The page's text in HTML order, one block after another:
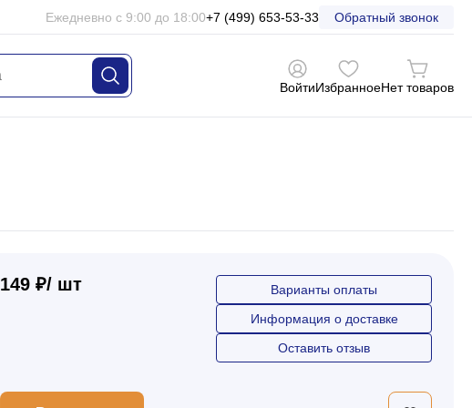
Ежедневно с 9:00 до 18:00+7 (499) 653-53-33 Обратный звонок
ВойтиИзбранноеНет товаров
149 ₽/ шт
Варианты оплаты
Информация о доставке
Оставить отзыв